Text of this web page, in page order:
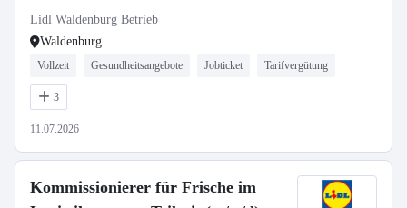
Lidl Waldenburg Betrieb
Waldenburg
Vollzeit Gesundheitsangebote Jobticket Tarifvergütung
3
11.07.2026
Kommissionierer für Frische im